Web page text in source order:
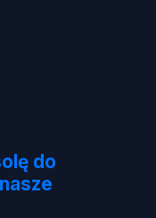
do